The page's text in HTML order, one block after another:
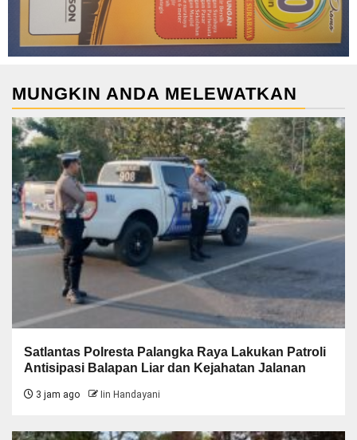
MUNGKIN ANDA MELEWATKAN
Satlantas Polresta Palangka Raya Lakukan Patroli
Antisipasi Balapan Liar dan Kejahatan Jalanan
3 jam ago Iin Handayani